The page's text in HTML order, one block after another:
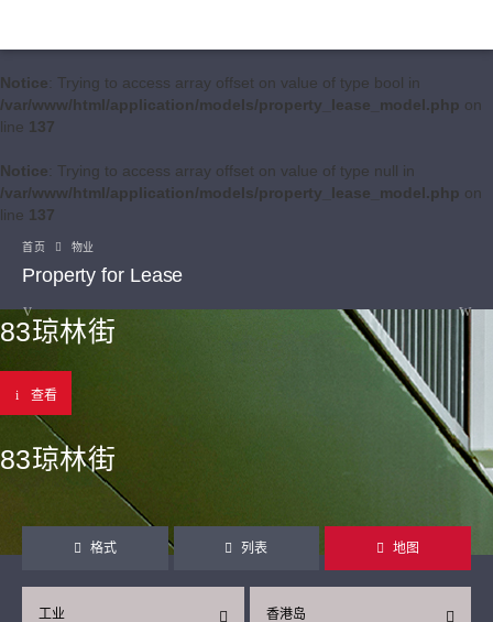
Notice: Trying to access array offset on value of type bool in
/var/www/html/application/models/property_lease_model.php on
line 137
Notice: Trying to access array offset on value of type null in
/var/www/html/application/models/property_lease_model.php on
line 137
首页 物业
Property for Lease
83琼林街
查看
83琼林街
格式 列表 地图
香港岛
工业